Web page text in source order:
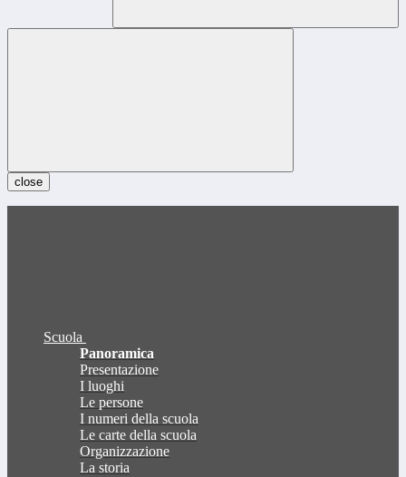
close
Scuola
Panoramica
Presentazione
I luoghi
Le persone
I numeri della scuola
Le carte della scuola
Organizzazione
La storia